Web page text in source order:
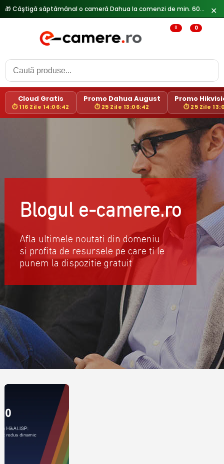
🎁 Câștigă săptămânal o cameră Dahua la comenzi de min. 600 lei — ✕
0 0
Cloud Gratis
⏱ 116 Zile 14:06:41
Promo Dahua August
⏱ 25 Zile 13:06:41
Promo
⏱ 25 Zile
Blogul e-camere.ro
Afla ultimele noutati din domeniu
si profita de resursele pe care ti le
punem la dispozitie gratuit